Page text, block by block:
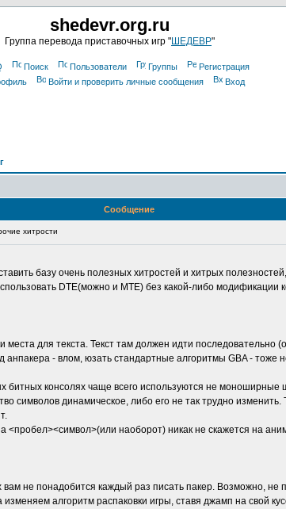
shedevr.org.ru
Группа перевода приставочных игр "ШЕДЕВР"
Поиск Пользователи Группы
Регистрация
Войти и проверить личные сообщения Вход
Сообщение
хитрости
базу очень полезных хитростей и хитрых
DTE(можно и MTE) без какой-либо
для текста. Текст там должен идти
- влом, юзать стандартные алгоритмы GBA - тоже
битных консолях чаще всего используются не
символов динамическое, либо его не так трудно изменить.
<пробел><символ>(или наоборот) никак не скажется на
не понадобится каждый раз писать пакер. Возможно,
алгоритм распаковки игры, ставя джамп на свой